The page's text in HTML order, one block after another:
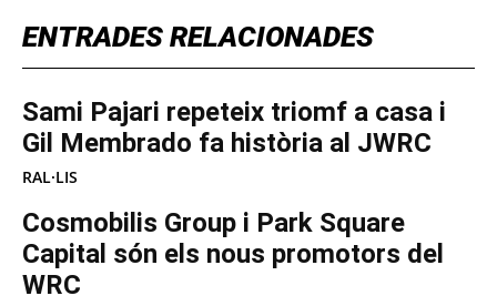
ENTRADES RELACIONADES
Sami Pajari repeteix triomf a casa i
Gil Membrado fa història al JWRC
RAL·LIS
Cosmobilis Group i Park Square
Capital són els nous promotors del
WRC